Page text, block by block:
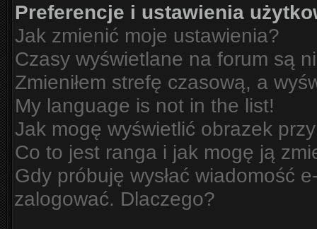
Preferencje i ustawienia
Jak zmienić moje ustawienia?
Czasy wyświetlane na forum są
Zmieniłem strefę czasową, a
My language is not in the list!
Jak mogę wyświetlić obrazek
Co to jest ranga i jak mogę ją
Gdy próbuję wysłać wiadomość
zalogować. Dlaczego?